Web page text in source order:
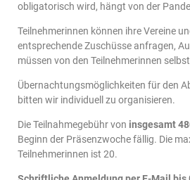
obligatorisch wird, hängt von der
Teilnehmerinnen können ihre Vereine
entsprechende Zuschüsse anfragen,
müssen von den Teilnehmerinnen
Übernachtungsmöglichkeiten für den
bitten wir individuell zu organisieren.
Die Teilnahmegebühr von insgesamt
Beginn der Präsenzwoche fällig. Die
Teilnehmerinnen ist 20.